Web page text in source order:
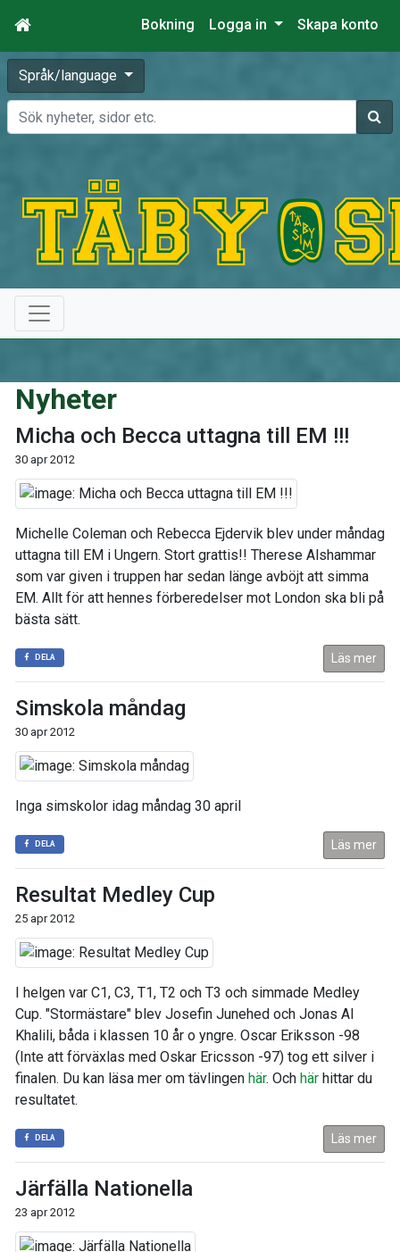
Bokning Logga in Skapa konto
Språk/language
Sök
Nyheter
Micha och Becca uttagna till EM !!!
30 apr 2012
Michelle Coleman och Rebecca Ejdervik blev under måndag
uttagna till EM i Ungern. Stort grattis!! Therese Alshammar
som var given i truppen har sedan länge avböjt att simma
EM. Allt för att hennes förberedelser mot London ska bli på
bästa sätt.
DELA Läs mer
Simskola måndag
30 apr 2012
Inga simskolor idag måndag 30 april
DELA Läs mer
Resultat Medley Cup
25 apr 2012
I helgen var C1, C3, T1, T2 och T3 och simmade Medley
Cup. "Stormästare" blev Josefin Junehed och Jonas Al
Khalili, båda i klassen 10 år o yngre. Oscar Eriksson -98
(Inte att förväxlas med Oskar Ericsson -97) tog ett silver i
finalen. Du kan läsa mer om tävlingen här. Och här hittar du
resultatet.
DELA Läs mer
Järfälla Nationella
23 apr 2012